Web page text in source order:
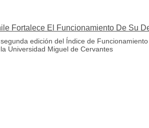
Fortalece El Funcionamiento De Su
edición del Índice de
Universidad Miguel de Cervantes